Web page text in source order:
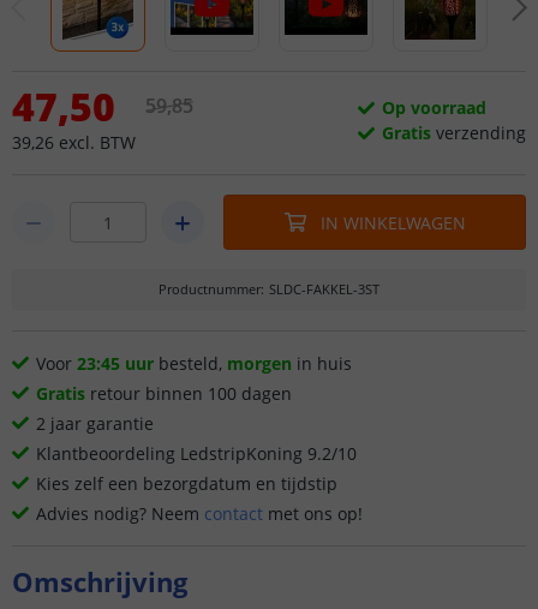
47,50
39,26 excl. BTW
59,85
Op voorraad
Gratis verzending
IN WINKELWAGEN
Productnummer: SLDC-FAKKEL-3ST
Voor 23:45 uur besteld, morgen in huis
Gratis retour binnen 100 dagen
2 jaar garantie
Klantbeoordeling LedstripKoning 9.2/10
Kies zelf een bezorgdatum en tijdstip
Advies nodig? Neem contact met ons op!
Omschrijving